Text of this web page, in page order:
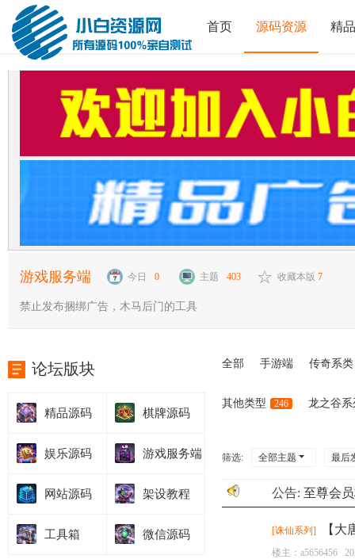
首页 源码资源 精
游戏服务端 今日 0 主题 403 收藏本版 7
禁止发布捆绑广告，木马后门的工具
全部 手游端 传奇系类
其他类型 246 龙之谷系
筛选: 全部主题 最后
公告: 至尊会
[诛仙系列] 【
楼主： a5656456
论坛版块
精品源码 棋牌源码
娱乐源码 游戏服务端
网站源码 架设教程
工具箱 微信源码